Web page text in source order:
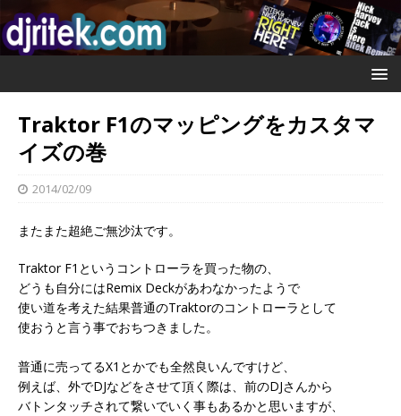
Traktor F1のマッピングをカスタマ
イズの巻
2014/02/09
またまた超絶ご無沙汰です。
Traktor F1というコントローラを買った物の、
どうも自分にはRemix Deckがあわなかったようで
使い道を考えた結果普通のTraktorのコントローラとして
使おうと言う事でおちつきました。
普通に売ってるX1とかでも全然良いんですけど、
例えば、外でDJなどをさせて頂く際は、前のDJさんから
バトンタッチされて繋いでいく事もあるかと思いますが、